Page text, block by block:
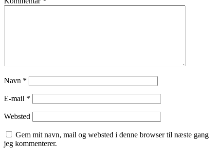
Navn *
E-mail *
Websted
Gem mit navn, mail og websted i denne browser til næste gang
jeg kommenterer.